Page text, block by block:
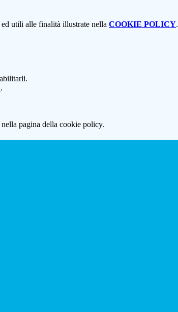
utili alle finalità illustrate nella COOKIE POLICY.
.
pagina della cookie policy.